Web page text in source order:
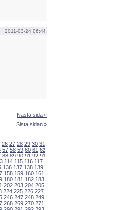
2011-03-24 06:44
Nästa sida »
Sista sidan »
26 27 28 29 30 31
57 58 59 60 61 62
88 89 90 91 92 93
114 115 116 117
136 137 138 139
158 159 160 161
180 181 182 183
202 203 204 205
224 225 226 227
246 247 248 249
268 269 270 271